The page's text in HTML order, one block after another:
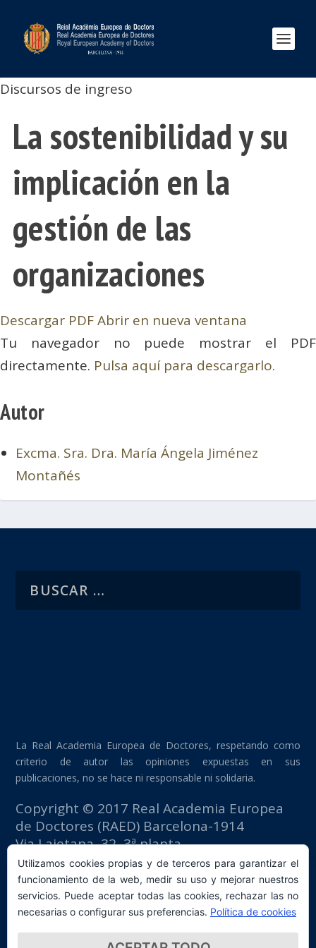
Discursos de ingreso
La sostenibilidad y su
implicación en la
gestión de las
organizaciones
Descargar PDFAbrir en nueva ventana
Tu navegador no puede mostrar el PDF
directamente. Pulsa aquí para descargarlo.
Autor
Excma. Sra. Dra. María Ángela Jiménez
Montañés
La Real Academia Europea de Doctores, respetando como
criterio de autor las opiniones expuestas en sus
publicaciones, no se hace ni responsable ni solidaria.
Copyright © 2017 Real Academia Europea
de Doctores (RAED) Barcelona-1914
Via Laietana, 32, 3ª planta
Edificio Fomento del Trabajo
08003 Barcelona (España)
tlf: +34 93 667 40 54
secretaria@raed.academy
Contacto y suscripción Newsletter
Utilizamos cookies propias y de terceros para garantizar el
funcionamiento de la web, medir su uso y mejorar nuestros
servicios. Puede aceptar todas las cookies, rechazar las no
necesarias o configurar sus preferencias. Política de cookies